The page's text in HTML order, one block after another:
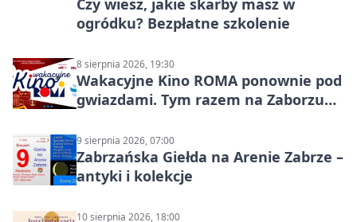
Czy wiesz, jakie skarby masz w
ogródku? Bezpłatne szkolenie
8 sierpnia 2026, 19:30
Wakacyjne Kino ROMA ponownie pod
gwiazdami. Tym razem na Zaborzu
9 sierpnia 2026, 07:00
Zabrzańska Giełda na Arenie Zabrze –
antyki i kolekcje
10 sierpnia 2026, 18:00